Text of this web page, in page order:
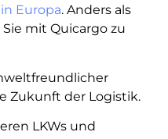
Europa. Anders als
mit Quicargo zu
Zukunft der Logistik.
LKWs und